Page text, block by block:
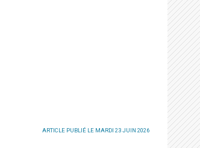
ARTICLE PUBLIÉ LE MARDI 23 JUIN 2026